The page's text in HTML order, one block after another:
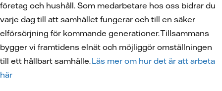
företag och hushåll. Som medarbetare hos oss bidrar du
varje dag till att samhället fungerar och till en säker
elförsörjning för kommande generationer. Tillsammans
bygger vi framtidens elnät och möjliggör omställningen
till ett hållbart samhälle.Läs mer om hur det är att arbeta
här